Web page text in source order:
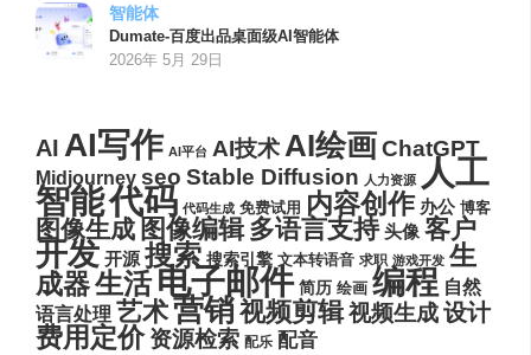
智能体
Dumate-百度出品桌面级AI智能体
2026年 5月 29日
AI AI写作 AI平台 AI技术AI绘画ChatGPT
Midjourney seo Stable Diffusion 人力资源 人工
智能代码 代码生成 免费试用 内容创作 办公 博客
图像生成 图像编辑 多语言支持 头像 客户
开发 开源 搜索 搜索引擎 文本转语音 求职 游戏开发 生
成器生活电子邮件 简历 绘画 编程 自然
语言处理 艺术营销视频剪辑视频生成设计
费用定价 资源检索 配乐 配音